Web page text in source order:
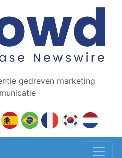
gedreven marketing